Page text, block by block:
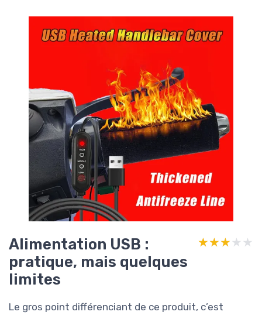
Alimentation USB :
pratique, mais quelques
limites
★★★★★
★★★★★
Le gros point différenciant de ce produit, c’est